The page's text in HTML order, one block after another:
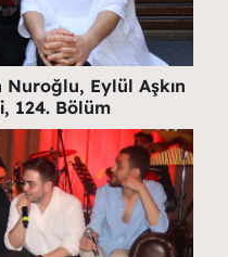
Nuroğlu, Eylül Aşkın
124. Bölüm